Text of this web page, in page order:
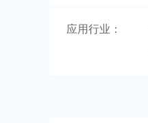
应用行业：